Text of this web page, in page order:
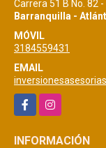
Carrera 51 B No. 82
Barranquilla -
MÓVIL
3184559431
EMAIL
FacebookInstagram
INFORMACIÓN